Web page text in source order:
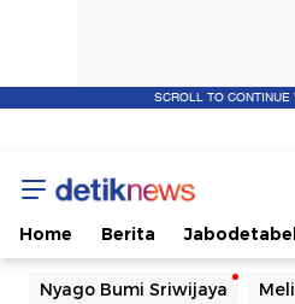
SCROLL TO CONTINUE
Home Berita
Nyago Bumi Sriwijaya